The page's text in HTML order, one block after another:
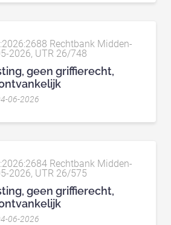
Rechtbank Midden-
2026, UTR 26/748
geen griffierecht,
06-2026
Rechtbank Midden-
2026, UTR 26/575
geen griffierecht,
06-2026